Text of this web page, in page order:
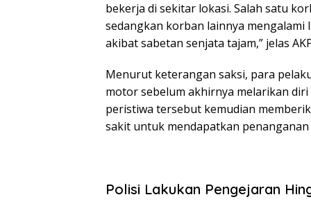
bekerja di sekitar lokasi. Salah satu
sedangkan korban lainnya
akibat sabetan senjata tajam,” jelas
Menurut keterangan saksi, para
motor sebelum akhirnya melarikan
peristiwa tersebut kemudian
sakit untuk mendapatkan penanganan
Polisi Lakukan Pengejaran